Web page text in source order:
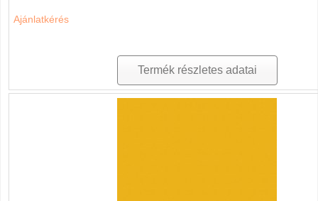
Ajánlatkérés
Termék részletes adatai